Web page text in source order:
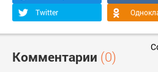
Twitter
Комментарии (0)